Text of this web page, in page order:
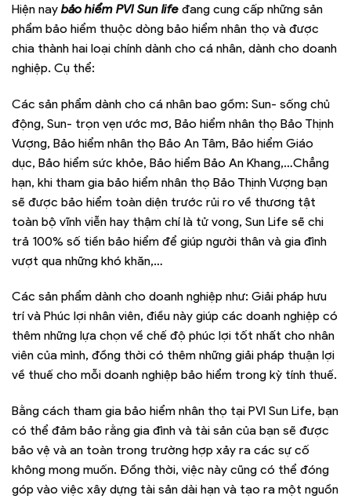
Hiện nay bảo hiểm PVI Sun life đang cung cấp những sản
phẩm bảo hiểm thuộc dòng bảo hiểm nhân thọ và được
chia thành hai loại chính dành cho cá nhân, dành cho doanh
nghiệp. Cụ thể:
Các sản phẩm dành cho cá nhân bao gồm: Sun- sống chủ
động, Sun- trọn vẹn ước mơ, Bảo hiểm nhân thọ Bảo Thịnh
Vượng, Bảo hiểm nhân thọ Bảo An Tâm, Bảo hiểm Giáo
dục, Bảo hiểm sức khỏe, Bảo hiểm Bảo An Khang,…Chẳng
hạn, khi tham gia bảo hiểm nhân thọ Bảo Thịnh Vượng bạn
sẽ được bảo hiểm toàn diện trước rủi ro về thương tật
toàn bộ vĩnh viễn hay thậm chí là tử vong, Sun Life sẽ chi
trả 100% số tiền bảo hiểm để giúp người thân và gia đình
vượt qua những khó khăn,…
Các sản phẩm dành cho doanh nghiệp như: Giải pháp hưu
trí và Phúc lợi nhân viên, điều này giúp các doanh nghiệp có
thêm những lựa chọn về chế độ phúc lợi tốt nhất cho nhân
viên của mình, đồng thời có thêm những giải pháp thuận lợi
về thuế cho mỗi doanh nghiệp bảo hiểm trong kỳ tính thuế.
Bằng cách tham gia bảo hiểm nhân thọ tại PVI Sun Life, bạn
có thể đảm bảo rằng gia đình và tài sản của bạn sẽ được
bảo vệ và an toàn trong trường hợp xảy ra các sự cố
không mong muốn. Đồng thời, việc này cũng có thể đóng
góp vào việc xây dựng tài sản dài hạn và tạo ra một nguồn